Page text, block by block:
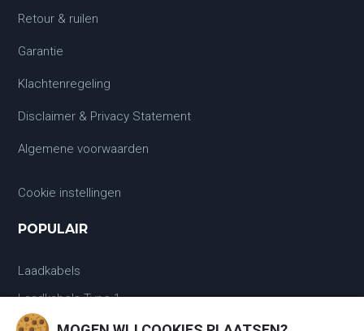
Retour & ruilen
Garantie
Klachtenregeling
Disclaimer & Privacy Statement
Algemene voorwaarden
Cookie instellingen
POPULAIR
Laadkabels
Laadkabels Type 1